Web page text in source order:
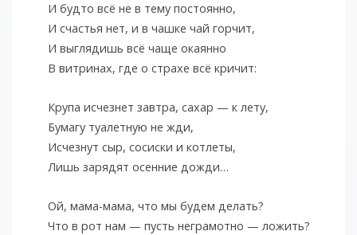
И будто всё не в тему постоянно,
И счастья нет, и в чашке чай горчит,
И выглядишь всё чаще окаянно
В витринах, где о страхе всё кричит:
Крупа исчезнет завтра, сахар — к лету,
Бумагу туалетную не жди,
Исчезнут сыр, сосиски и котлеты,
Лишь зарядят осенние дожди…
Ой, мама-мама, что мы будем делать?
Что в рот нам — пусть неграмотно — ложить?